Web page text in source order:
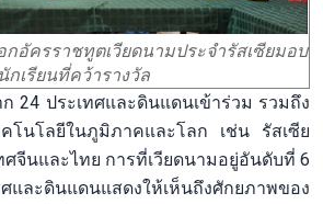
ครราชทูตเวียดนามประจำรัสเซียมอบ
เรียนที่คว้ารางวัล
24 ประเทศและดินแดนเข้าร่วม รวมถึง
คโนโลยีในภูมิภาคและโลก เช่น รัสเซีย
ศจีนและไทย การที่เวียดนามอยู่อันดับที่ 6
ะดินแดนแสดงให้เห็นถึงศักยภาพของ